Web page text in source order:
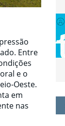
Entre
e o
Oeste.
em
nas